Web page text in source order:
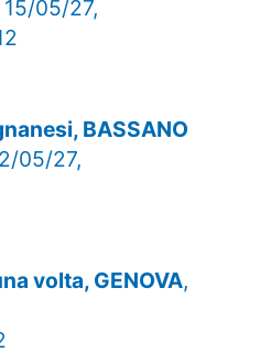
15/05/27,
BASSANO
05/27,
volta, GENOVA,